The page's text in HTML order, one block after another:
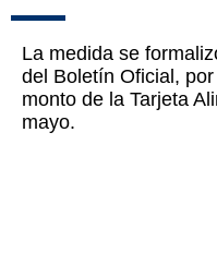
La medida se
del Boletín Oficial,
monto de la Tarjeta
mayo.